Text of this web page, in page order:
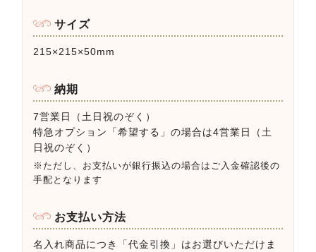
サイズ
215×215×50mm
納期
7営業日（土日祝のぞく）
特急オプション「希望する」の場合は4営業日（土
日祝のぞく）
※ただし、お支払いが銀行振込の場合はご入金確認後の
手配となります
お支払い方法
名入れ商品につき「代金引換」はお選びいただけま